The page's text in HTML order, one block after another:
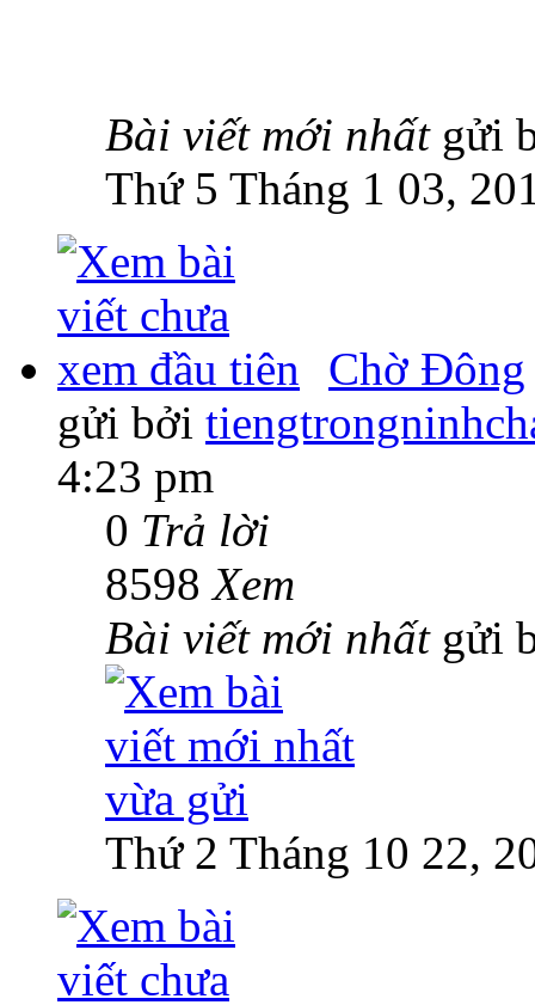
Bài viết mới nhất gửi
Thứ 5 Tháng 1 03,
Chờ Đông
gửi bởi
4:23 pm
0 Trả lời
8598Xem
Bài viết mới nhất gửi
Thứ 2 Tháng 10 22,